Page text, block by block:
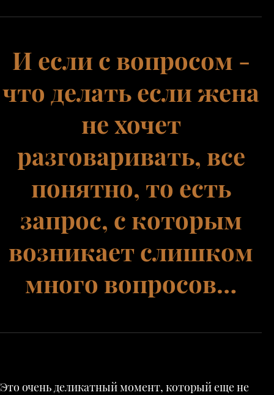
И если с вопросом -
что делать если жена
не хочет
разговаривать, все
понятно, то есть
запрос, с которым
возникает слишком
много вопросов…
Это очень деликатный момент, который еще не